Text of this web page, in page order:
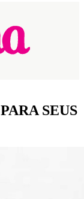
PARA SEUS